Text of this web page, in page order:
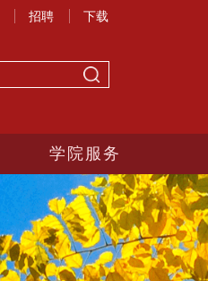
招聘 下载
学院服务